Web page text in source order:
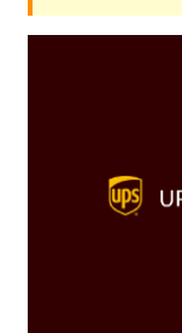
Help?
Shipping